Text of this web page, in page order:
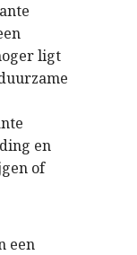
ligt
en
of
een